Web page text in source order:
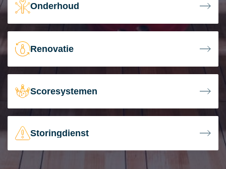
Onderhoud
Renovatie
Scoresystemen
Storingdienst